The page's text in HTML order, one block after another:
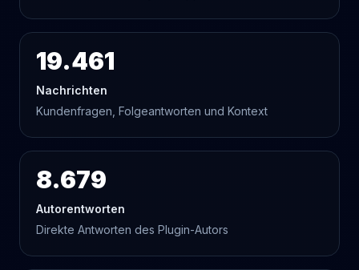
19.461
Nachrichten
Kundenfragen, Folgeantworten und Kontext
8.679
Autorentworten
Direkte Antworten des Plugin-Autors